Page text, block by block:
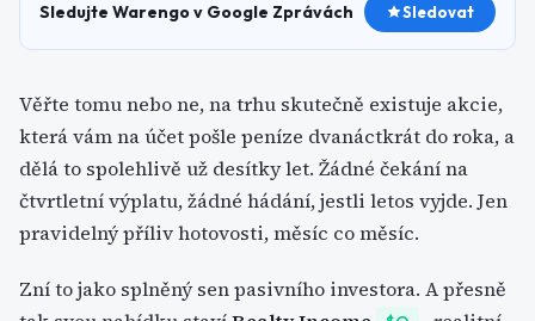
Sledujte Warengo v Google Zprávách Sledovat
Věřte tomu nebo ne, na trhu skutečně existuje akcie,
která vám na účet pošle peníze dvanáctkrát do roka, a
dělá to spolehlivě už desítky let. Žádné čekání na
čtvrtletní výplatu, žádné hádání, jestli letos vyjde. Jen
pravidelný příliv hotovosti, měsíc co měsíc.
Zní to jako splněný sen pasivního investora. A přesně